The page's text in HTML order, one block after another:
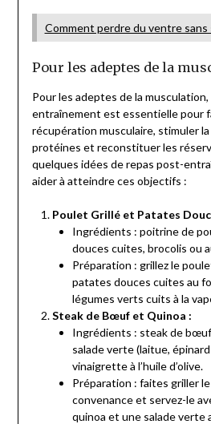
Comment perdre du ventre sans
Pour les adeptes de la
Pour les adeptes de la
entraînement est essentielle pour
récupération musculaire, stimuler
protéines et reconstituer les
quelques idées de repas post-
aider à atteindre ces objectifs :
Poulet Grillé et Patates
Ingrédients : poitrine de
douces cuites, brocolis ou
Préparation : grillez le
patates douces cuites au
légumes verts cuits à la
Steak de Bœuf et Quinoa :
Ingrédients : steak de
salade verte (laitue,
vinaigrette à l’huile d’olive.
Préparation : faites griller
convenance et servez-le
quinoa et une salade verte